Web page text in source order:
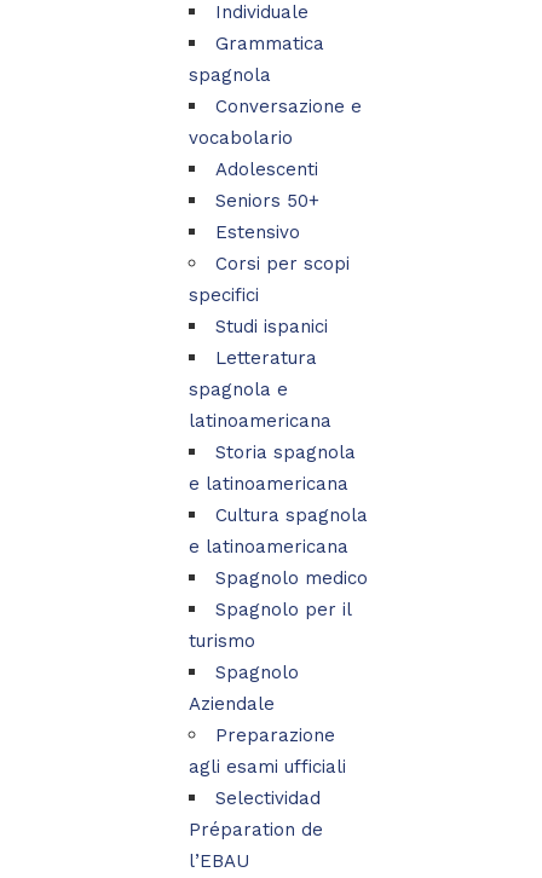
Individuale
Grammatica
spagnola
Conversazione e
vocabolario
Adolescenti
Seniors 50+
Estensivo
Corsi per scopi
specifici
Studi ispanici
Letteratura
spagnola e
latinoamericana
Storia spagnola
e latinoamericana
Cultura spagnola
e latinoamericana
Spagnolo medico
Spagnolo per il
turismo
Spagnolo
Aziendale
Preparazione
agli esami ufficiali
Selectividad
Préparation de
l’EBAU